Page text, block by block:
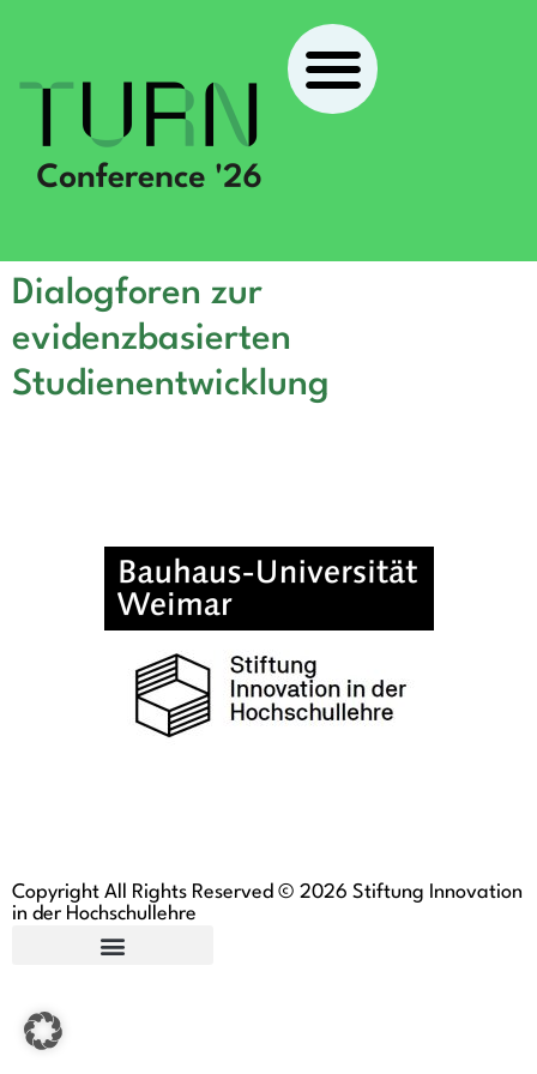
Dialogforen zur
evidenzbasierten
Studienentwicklung
Copyright All Rights Reserved © 2026 Stiftung Innovation
in der Hochschullehre